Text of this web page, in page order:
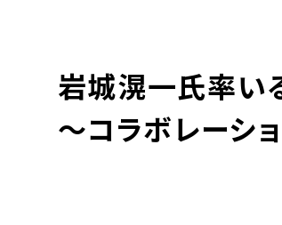
岩城滉一氏率い
～コラボレーシ